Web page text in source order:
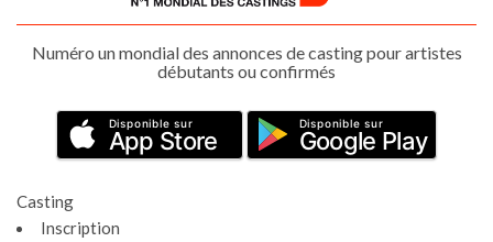
Numéro un mondial des annonces de casting pour artistes
débutants ou confirmés
Disponible sur
App Store
Disponible sur
Google Play
Casting
Inscription